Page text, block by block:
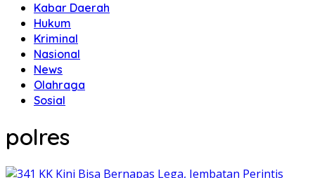
Kabar Daerah
Hukum
Kriminal
Nasional
News
Olahraga
Sosial
polres